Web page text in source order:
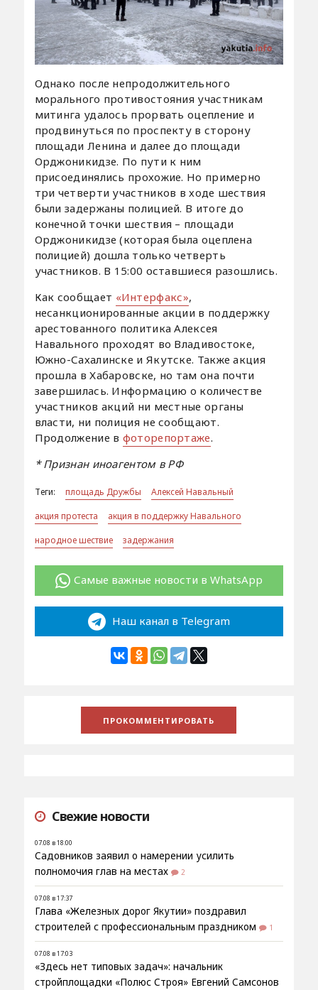
Однако после непродолжительного
морального противостояния участникам
митинга удалось прорвать оцепление и
продвинуться по проспекту в сторону
площади Ленина и далее до площади
Орджоникидзе. По пути к ним
присоединялись прохожие. Но примерно
три четверти участников в ходе шествия
были задержаны полицией. В итоге до
конечной точки шествия – площади
Орджоникидзе (которая была оцеплена
полицией) дошла только четверть
участников. В 15:00 оставшиеся разошлись.
Как сообщает «Интерфакс»,
несанкционированные акции в поддержку
арестованного политика Алексея
Навального проходят во Владивостоке,
Южно-Сахалинске и Якутске. Также акция
прошла в Хабаровске, но там она почти
завершилась. Информацию о количестве
участников акций ни местные органы
власти, ни полиция не сообщают.
Продолжение в фоторепортаже.
* Признан иноагентом в РФ
Теги: площадь Дружбы
Алексей Навальный
акция протеста
акция в поддержку Навального
народное шествие
задержания
Самые важные новости в WhatsApp
Наш канал в Telegram
Свежие новости
07.08 в 18:00
Садовников заявил о намерении усилить
полномочия глав на местах
2
07.08 в 17:37
Глава «Железных дорог Якутии» поздравил
строителей с профессиональным праздником
1
07.08 в 17:03
«Здесь нет типовых задач»: начальник
стройплощадки «Полюс Строя» Евгений Самсонов